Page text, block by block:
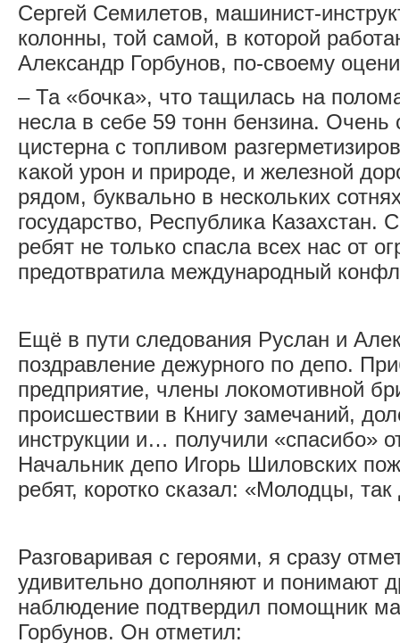
Сергей Семилетов, машинист-
колонны, той самой, в которой
Александр Горбунов, по-своему
– Та «бочка», что тащилась на
несла в себе 59 тонн бензина.
цистерна с топливом
какой урон и природе, и железной
рядом, буквально в нескольких
государство, Республика Казахстан.
ребят не только спасла всех нас от
предотвратила международный
Ещё в пути следования Руслан и
поздравление дежурного по депо.
предприятие, члены локомотивной
происшест­вии в Книгу замечаний,
инструкции и… получили «спасибо»
Начальник депо Игорь Шиловских
ребят, коротко сказал: «Молодцы,
Разговаривая с героями, я сразу
удивительно дополняют и понимают
наблюдение подтвердил помощник
Горбунов. Он отметил: